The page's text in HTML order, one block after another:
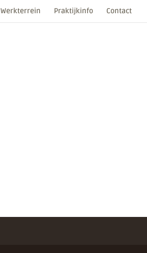
Werkterrein Praktijkinfo Contact